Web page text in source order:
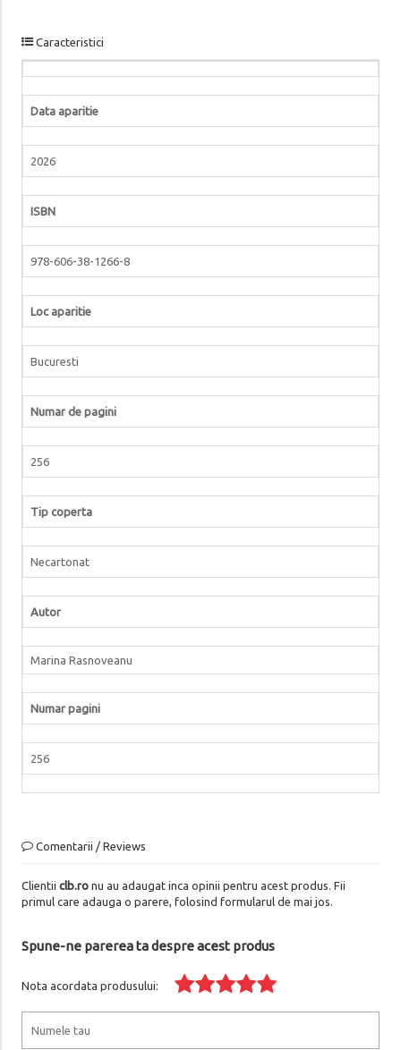
Caracteristici
Data aparitie
2026
ISBN
978-606-38-1266-8
Loc aparitie
Bucuresti
Numar de pagini
256
Tip coperta
Necartonat
Autor
Marina Rasnoveanu
Numar pagini
256
Comentarii / Reviews
Clientii clb.ronu au adaugat inca opinii pentru acest produs. Fii
primul care adauga o parere, folosind formularul de mai jos.
Spune-ne parerea ta despre acest produs
Nota acordata produsului: